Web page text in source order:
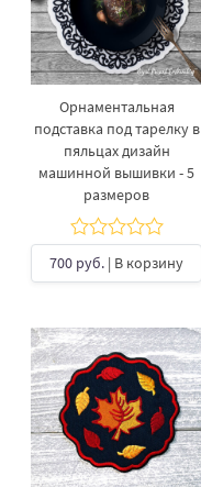
Орнаментальная
подставка под тарелку​ в
пяльцах дизайн
машинной вышивки - 5
размеров
700 руб. | В корзину